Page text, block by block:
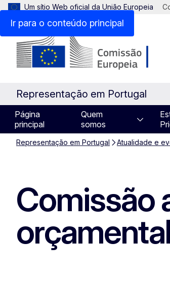
Ir para o conteúdo principal
Um sítio Web oficial da União Europeia
Representação em Portugal
Página
principal
Quem
somos
Representação em Portugal Atualidade e
Comissão